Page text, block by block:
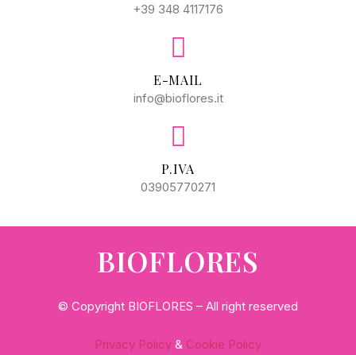
+39 348 4117176
E-MAIL
info@bioflores.it
P.IVA
03905770271
BIOFLORES
© Copyright BIOFLORES – All right reserved
Privacy Policy & Cookie Policy